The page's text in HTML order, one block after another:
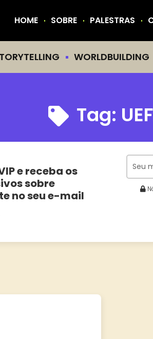
HOME SOBRE PALESTRAS
WORLDBUILDING
Tag:
e receba os
sobre
no seu e-mail